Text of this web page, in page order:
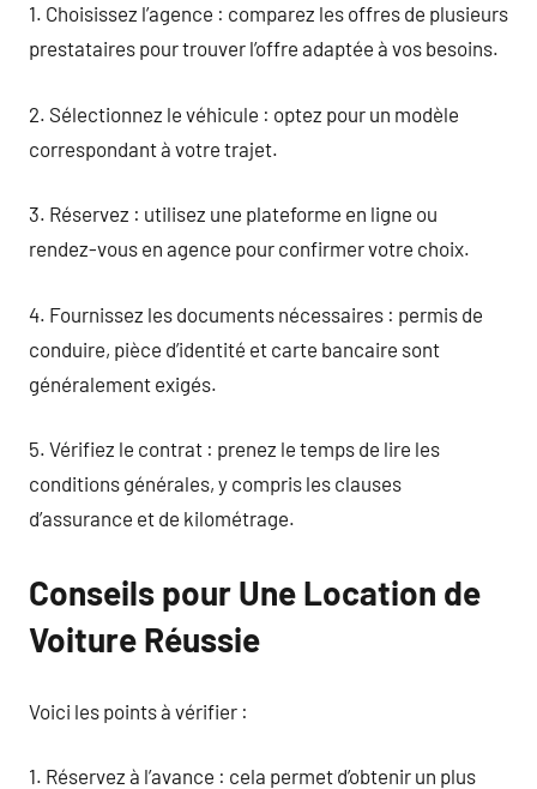
1. Choisissez l’agence : comparez les offres de plusieurs
prestataires pour trouver l’offre adaptée à vos besoins.
2. Sélectionnez le véhicule : optez pour un modèle
correspondant à votre trajet.
3. Réservez : utilisez une plateforme en ligne ou
rendez-vous en agence pour confirmer votre choix.
4. Fournissez les documents nécessaires : permis de
conduire, pièce d’identité et carte bancaire sont
généralement exigés.
5. Vérifiez le contrat : prenez le temps de lire les
conditions générales, y compris les clauses
d’assurance et de kilométrage.
Conseils pour Une Location de
Voiture Réussie
Voici les points à vérifier :
1. Réservez à l’avance : cela permet d’obtenir un plus